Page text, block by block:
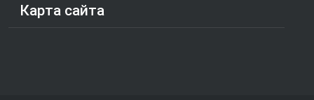
Карта сайта